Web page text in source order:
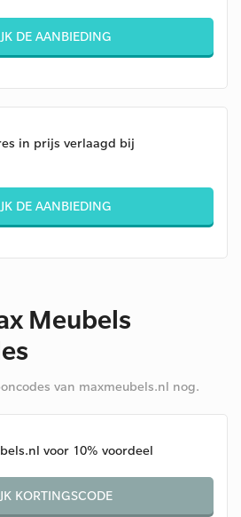
DE AANBIEDING
in prijs verlaagd bij
DE AANBIEDING
Meubels
van maxmeubels.nl nog.
voor 10% voordeel
KORTINGSCODE